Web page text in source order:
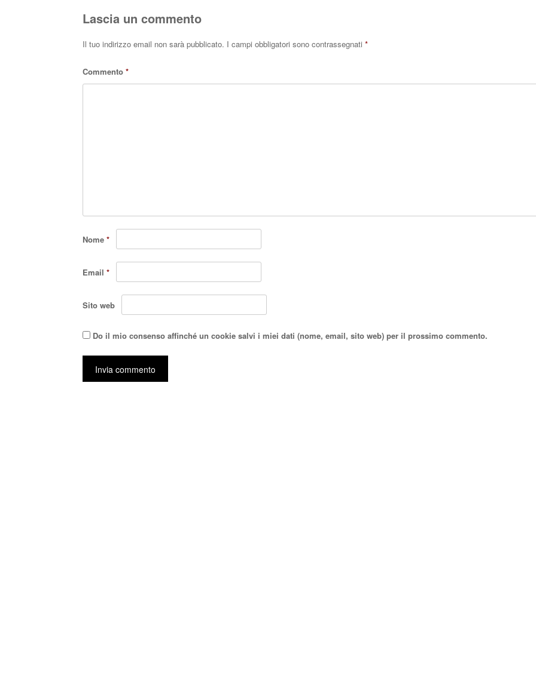
Lascia un commento
Il tuo indirizzo email non sarà pubblicato. I campi obbligatori sono contrassegnati *
Commento *
Nome *
Email *
Sito web
Do il mio consenso affinché un cookie salvi i miei dati (nome, email, sito web) per il prossimo commento.